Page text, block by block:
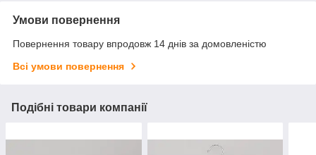
Умови повернення
Повернення товару впродовж 14 днів за домовленістю
Всі умови повернення
Подібні товари компанії